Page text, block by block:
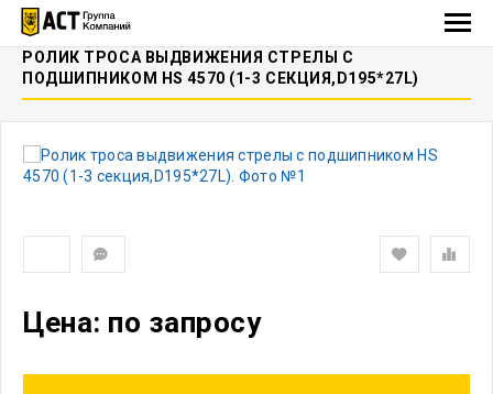
РОЛИК ТРОСА ВЫДВИЖЕНИЯ СТРЕЛЫ C
ПОДШИПНИКОМ HS 4570 (1-3 СЕКЦИЯ,D195*27L)
Цена: по запросу